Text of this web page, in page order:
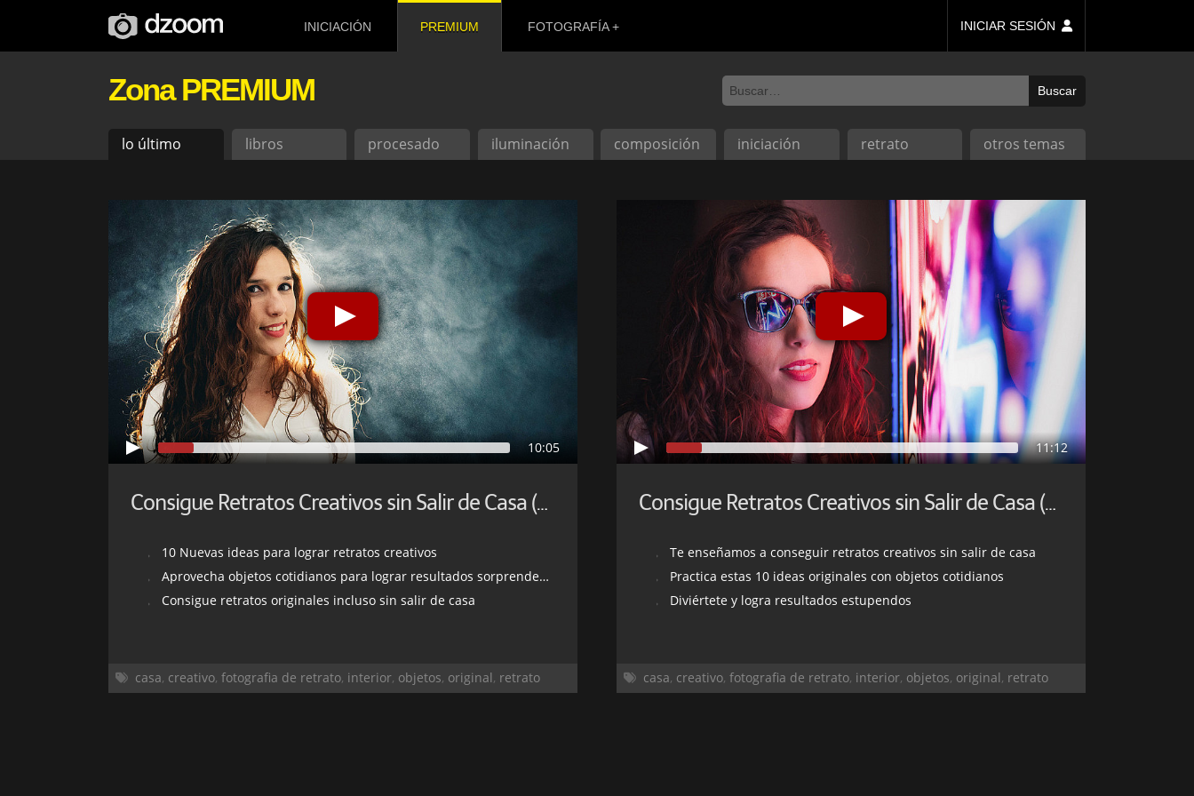
INICIACIÓN PREMIUM FOTOGRAFÍA INICIAR SESIÓN
Zona PREMIUM
lo último libros procesado iluminación composición iniciación retrato otros temas
10:05
Consigue Retratos Creativos sin Salir de Casa (Parte II)
10 Nuevas ideas para lograr retratos creativos
Aprovecha objetos cotidianos para lograr resultados sorprendentes
Consigue retratos originales incluso sin salir de casa
casa, creativo, fotografia de retrato, interior, objetos, original, retrato
11:12
Consigue Retratos Creativos sin Salir de Casa (Parte I)
Te enseñamos a conseguir retratos creativos sin salir de casa
Practica estas 10 ideas originales con objetos cotidianos
Diviértete y logra resultados estupendos
casa, creativo, fotografia de retrato, interior, objetos, original, retrato